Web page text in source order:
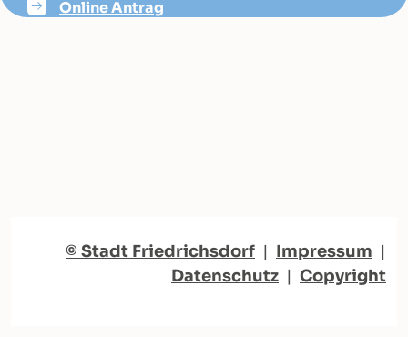
Online Antrag
© Stadt Friedrichsdorf | Impressum |
Datenschutz | Copyright